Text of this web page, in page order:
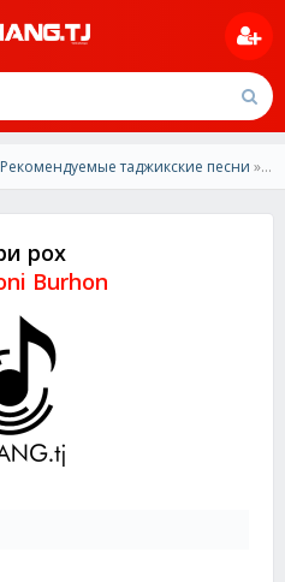
Рекомендуемые таджикские песни » Umedjoni Burhon - Сари рох
рох
Burhon